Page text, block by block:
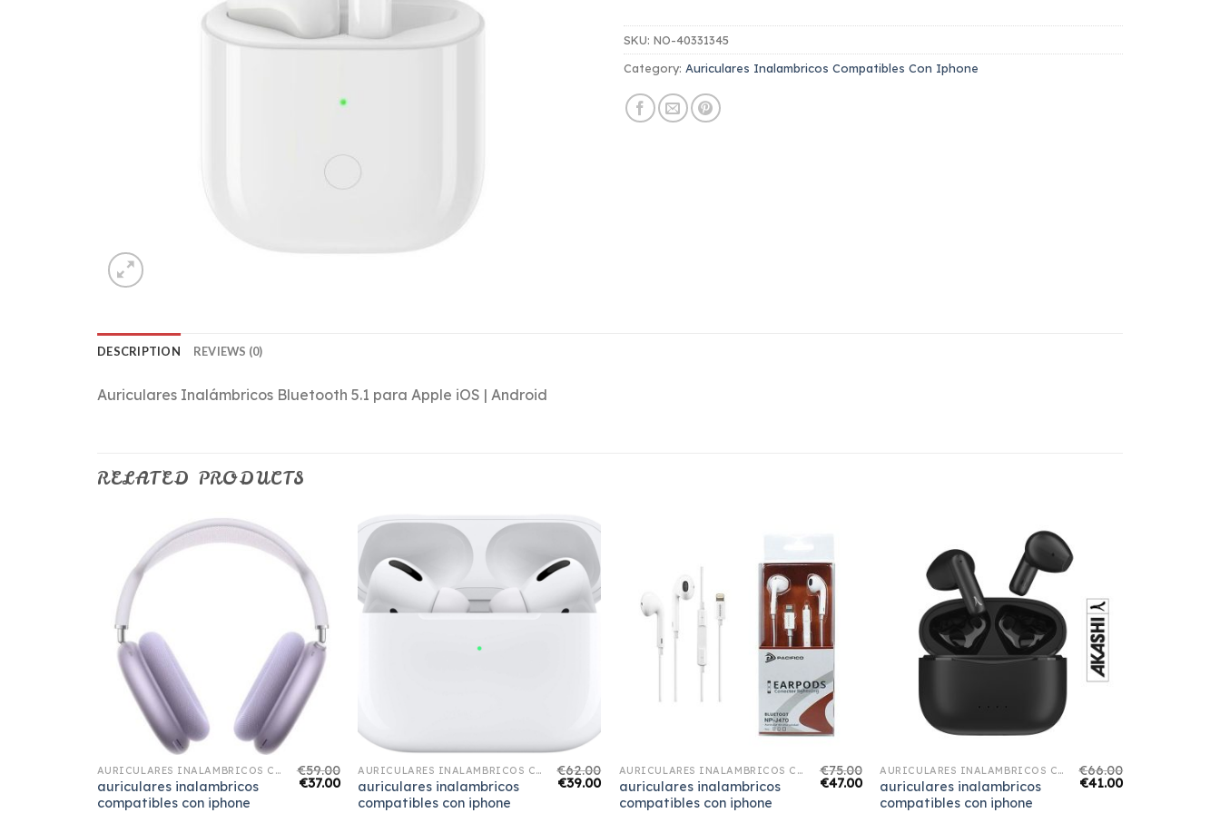
SKU: NO-40331345
Category: Auriculares Inalambricos Compatibles Con Iphone
DESCRIPTION REVIEWS (0)
Auriculares Inalámbricos Bluetooth 5.1 para Apple iOS | Android
RELATED PRODUCTS
AURICULARES INALAMBRICOS COMPATIBLES CON IPHONE
auriculares inalambricos
compatibles con iphone
€59.00
€37.00
AURICULARES INALAMBRICOS COMPATIBLES CON IPHONE
auriculares inalambricos
compatibles con iphone
€62.00
€39.00
AURICULARES INALAMBRICOS COMPATIBLES CON IPHONE
auriculares inalambricos
compatibles con iphone
€75.00
€47.00
AURICULARES INALAMBRICOS COMPATIBLES CON IPHONE
auriculares inalambricos
compatibles con iphone
€66.00
€41.00